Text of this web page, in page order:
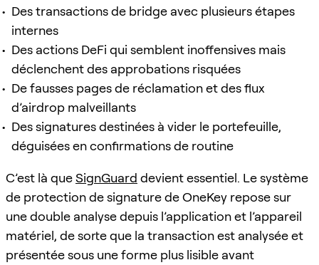
Des transactions de bridge avec plusieurs étapes
internes
Des actions DeFi qui semblent inoffensives mais
déclenchent des approbations risquées
De fausses pages de réclamation et des flux
d’airdrop malveillants
Des signatures destinées à vider le portefeuille,
déguisées en confirmations de routine
C’est là queSignGuard devient essentiel. Le système
de protection de signature de OneKey repose sur
une double analyse depuis l’application et l’appareil
matériel, de sorte que la transaction est analysée et
présentée sous une forme plus lisible avant